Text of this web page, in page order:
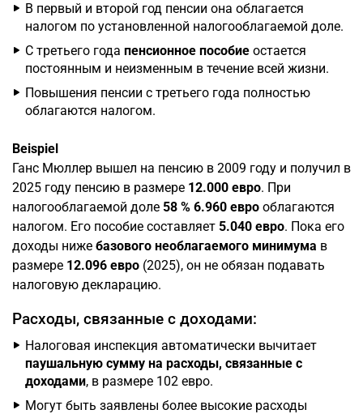
В первый и второй год пенсии она облагается
налогом по установленной налогооблагаемой доле.
С третьего года пенсионное пособие остается
постоянным и неизменным в течение всей жизни.
Повышения пенсии с третьего года полностью
облагаются налогом.
Beispiel
Ганс Мюллер вышел на пенсию в 2009 году и получил в
2025 году пенсию в размере 12.000 евро. При
налогооблагаемой доле 58 % 6.960 евро облагаются
налогом. Его пособие составляет 5.040 евро. Пока его
доходы ниже базового необлагаемого минимума в
размере 12.096 евро (2025), он не обязан подавать
налоговую декларацию.
Расходы, связанные с доходами:
Налоговая инспекция автоматически вычитает
паушальную сумму на расходы, связанные с
доходами, в размере 102 евро.
Могут быть заявлены более высокие расходы